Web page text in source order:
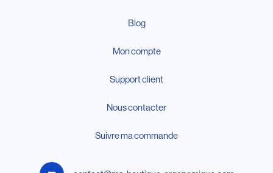
Blog
Mon compte
Support client
Nous contacter
Suivre ma commande